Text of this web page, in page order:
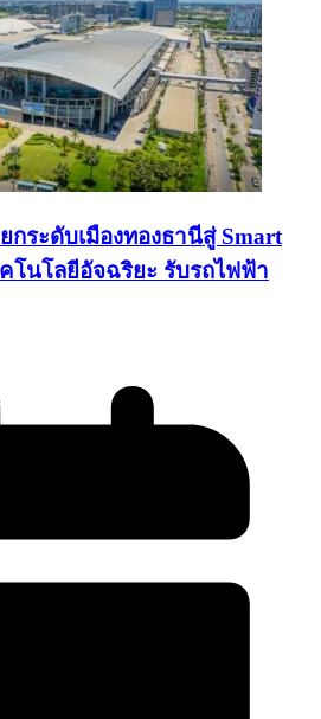
ระดับเมืองทองธานีสู่ Smart
โนโลยีอัจฉริยะ รับรถไฟฟ้า